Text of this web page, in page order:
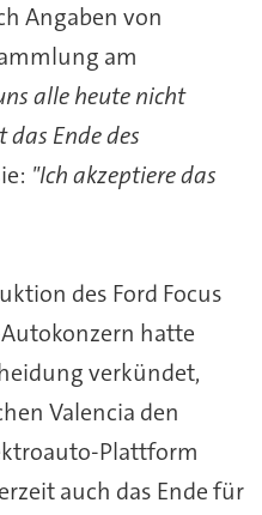
Angaben von
am
alle heute nicht
das Ende des
"Ich akzeptiere das
des Ford Focus
hatte
verkündet,
Valencia den
Plattform
auch das Ende für